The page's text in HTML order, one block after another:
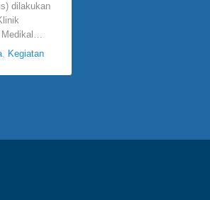
dilakukan
Medikal…
Kegiatan